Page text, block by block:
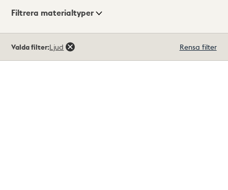
Visningsläge
Filtrera materialtyper
träffar
Valda filter:Ljud Rensa filter